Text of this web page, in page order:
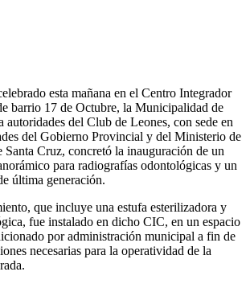
esta mañana en el Centro Integrador
barrio 17 de Octubre, la Municipalidad de
del Club de Leones, con sede en
del Gobierno Provincial y del Ministerio de
Santa Cruz, concretó la inauguración de un
para radiografías odontológicas y un
última generación.
que incluye una estufa esterilizadora y
fue instalado en dicho CIC, en un espacio
por administración municipal a fin de
necesarias para la operatividad de la